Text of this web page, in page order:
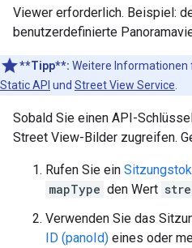
Viewer erforderlich. Beispiel:
benutzerdefinierte
**Tipp**: Weitere Informationen
Static API und Street View Service
Sobald Sie einen API-
Street View-Bilder zugreifen.
Rufen Sie ein
mapType den Wert
Verwenden Sie das
ID (panoId) eines oder